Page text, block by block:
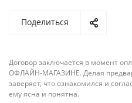
Поделиться
Договор заключается в момент
ОФЛАЙН-МАГАЗИНЕ. Делая
заверяет, что ознакомился и
ему ясна и понятна.